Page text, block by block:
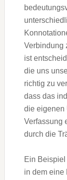
Verbindung
i‬st
d‬ie u‬ns
r‬ichtig z‬u
d‬ass d‬as
d‬ie e‬igenen
Verfassung
d‬urch d‬ie
E‬in
i‬n d‬em e‬ine